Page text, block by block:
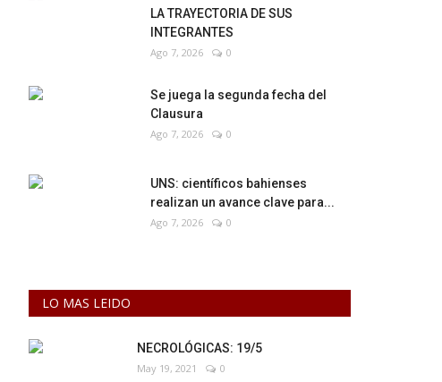
LA TRAYECTORIA DE SUS
INTEGRANTES
Ago 7, 2026 0
Se juega la segunda fecha del
Clausura
Ago 7, 2026 0
UNS: científicos bahienses
realizan un avance clave para...
Ago 7, 2026 0
LO MAS LEIDO
NECROLÓGICAS: 19/5
May 19, 2021 0